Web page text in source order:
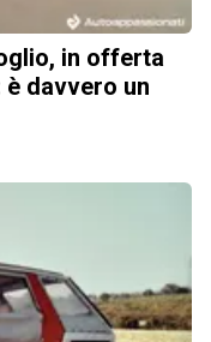
in offerta
davvero un